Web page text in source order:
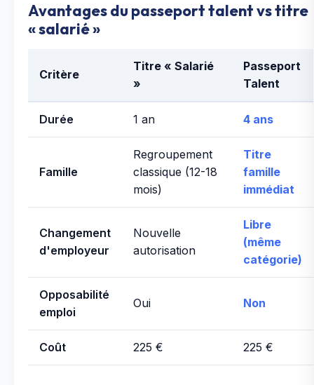
Avantages du passeport talent vs titre
« salarié »
Critère
Titre « Salarié
»
Passeport
Talent
Durée 1 an 4 ans
Famille
Regroupement
classique (12-18
mois)
Titre
famille
immédiat
Changement
d'employeur
Nouvelle
autorisation
Libre
(même
catégorie)
Opposabilité
emploi
Oui Non
Coût 225 € 225 €